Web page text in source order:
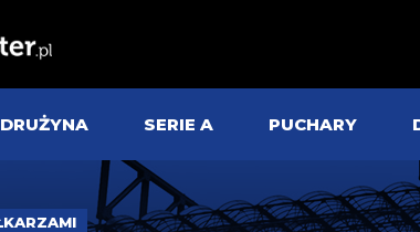
DRUŻYNA SERIE A PUCHARY